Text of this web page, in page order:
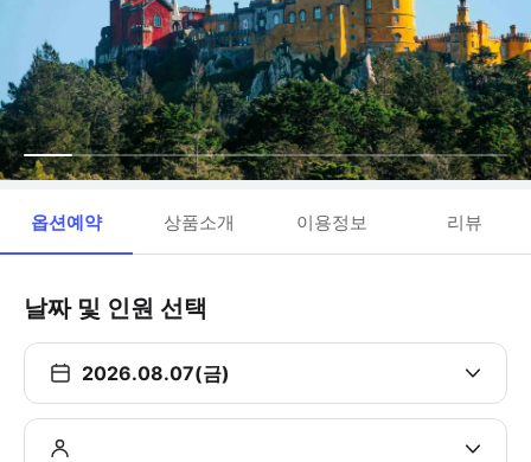
옵션예약 상품소개 이용정보 리뷰
날짜 및 인원 선택
2026.08.07(금)